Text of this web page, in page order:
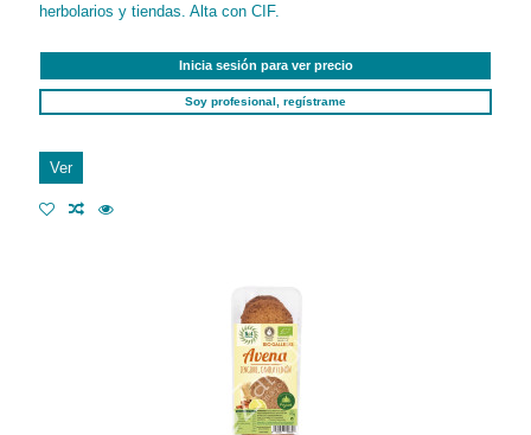
herbolarios y tiendas. Alta con CIF.
Inicia sesión para ver precio
Soy profesional, regístrame
Ver